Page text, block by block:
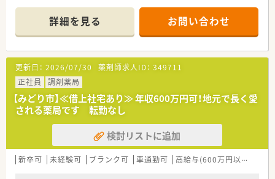
・・＊ 薬局の特徴 ＊・・
■群馬県を中心に10店舗以上展開をしており、地域に根強い企
業です。
■患者さんを大切にする前に、従業員の働き甲斐、生き甲斐を大
切にする会社です。
離職率の低さ、企業の安定成長が自慢です。
■地域医療に貢献できる薬局として、医療機関や地域住民の方か
ら「信頼」をしていただき
「安心」して私共の調剤薬局を利用していただける事を目指し
ています。
詳細を見る お問い合わせ
更新日： 2026/07/30 薬剤師求人ID： 349711
正社員
調剤薬局
【みどり市】≪借上社宅あり≫ 年収600万円可！地元で長く愛
される薬局です 転勤なし
検討リストに追加
新卒可 未経験可 ブランク可 車通勤可 高給与(600万円以上)